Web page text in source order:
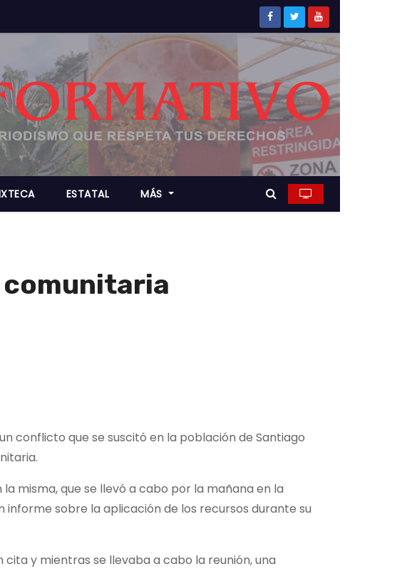
ESTATAL MÁS
comunitaria
conflicto que se suscitó en la población de Santiago
misma, que se llevó a cabo por la mañana en la
sobre la aplicación de los recursos durante su
y mientras se llevaba a cabo la reunión, una